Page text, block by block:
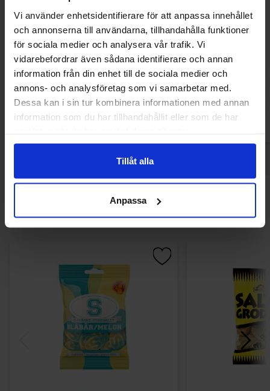
Vi använder enhetsidentifierare för att anpassa innehållet
och annonserna till användarna, tillhandahålla funktioner
för sociala medier och analysera vår trafik. Vi
vidarebefordrar även sådana identifierare och annan
information från din enhet till de sociala medier och
annons- och analysföretag som vi samarbetar med.
Dessa kan i sin tur kombinera informationen med annan
information som du har tillhandahållit eller som de har
Tillåt alla
Anpassa
Barebells Protein Bar - Salty Chocolate
55g
27.90 kr
Køb
Andre kunne lide